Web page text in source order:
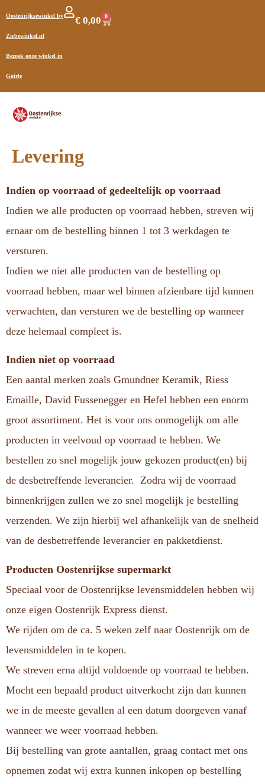
Oostenrijksewinkel by
Zirbewinkel.nl
Bezoek onze winkel in
Goirle
€ 0,00 0
Levering
Indien op voorraad of gedeeltelijk op voorraad
Indien we alle producten op voorraad hebben, streven wij
ernaar om de bestelling binnen 1 tot 3 werkdagen te
versturen.
Indien we niet alle producten van de bestelling op
voorraad hebben, maar wel binnen afzienbare tijd kunnen
verwachten, dan versturen we de bestelling op wanneer
deze helemaal compleet is.
Indien niet op voorraad
Een aantal merken zoals Gmundner Keramik, Riess
Emaille, David Fussenegger en Hefel hebben een enorm
groot assortiment. Het is voor ons onmogelijk om alle
producten in veelvoud op voorraad te hebben. We
bestellen zo snel mogelijk jouw gekozen product(en) bij
de desbetreffende leverancier. Zodra wij de voorraad
binnenkrijgen zullen we zo snel mogelijk je bestelling
verzenden. We zijn hierbij wel afhankelijk van de snelheid
van de desbetreffende leverancier en pakketdienst.
Producten Oostenrijkse supermarkt
Speciaal voor de Oostenrijkse levensmiddelen hebben wij
onze eigen Oostenrijk Express dienst.
We rijden om de ca. 5 weken zelf naar Oostenrijk om de
levensmiddelen in te kopen.
We streven erna altijd voldoende op voorraad te hebben.
Mocht een bepaald product uitverkocht zijn dan kunnen
we in de meeste gevallen al een datum doorgeven vanaf
wanneer we weer voorraad hebben.
Bij bestelling van grote aantallen, graag contact met ons
opnemen zodat wij extra kunnen inkopen op bestelling